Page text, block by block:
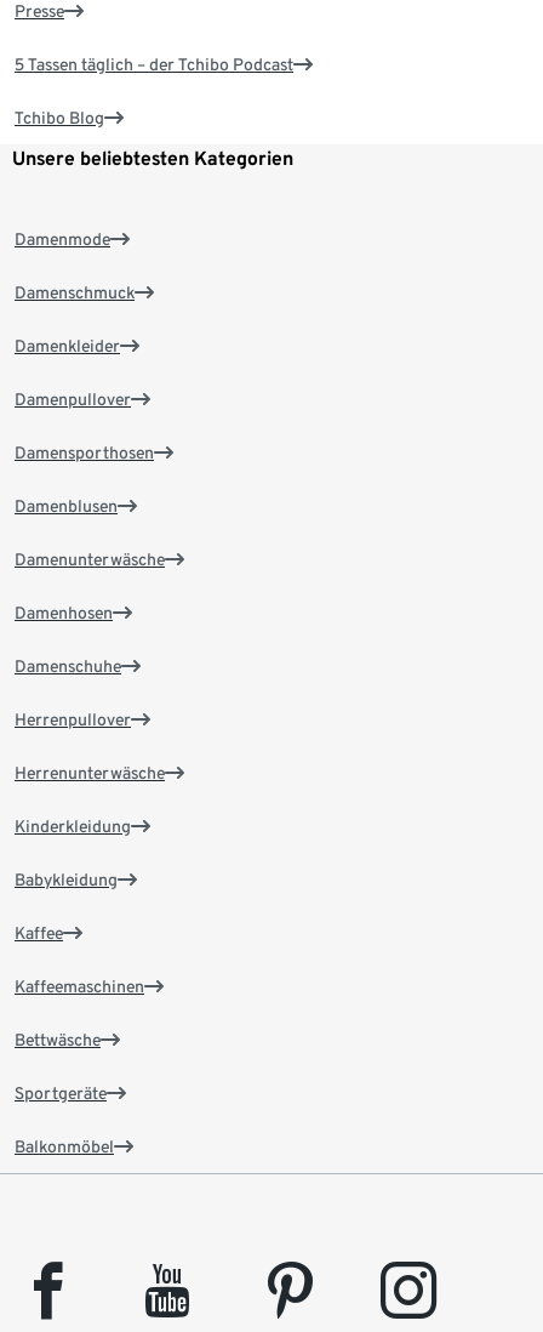
Presse
5 Tassen täglich – der Tchibo Podcast
Tchibo Blog
Unsere beliebtesten Kategorien
Damenmode
Damenschmuck
Damenkleider
Damenpullover
Damensporthosen
Damenblusen
Damenunterwäsche
Damenhosen
Damenschuhe
Herrenpullover
Herrenunterwäsche
Kinderkleidung
Babykleidung
Kaffee
Kaffeemaschinen
Bettwäsche
Sportgeräte
Balkonmöbel
facebook youtube pinterest instagram